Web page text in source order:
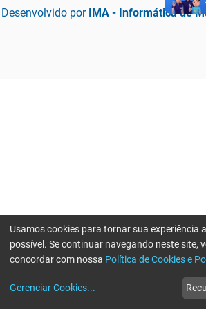
Desenvolvido por IMA - Informática de
Usamos cookies para tornar sua experiência
possível. Se continuar navegando neste site,
concordar com nossa Política de Cookies e
Gerenciar Cookies...
Erro ao enviar informações, por favor tente